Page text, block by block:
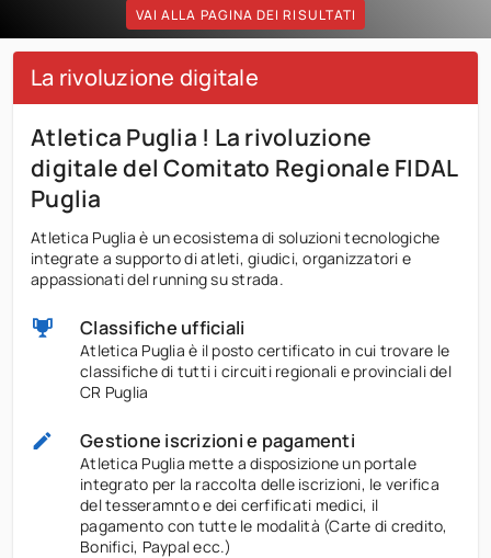
VAI ALLA PAGINA DEI RISULTATI
La rivoluzione digitale
Atletica Puglia ! La rivoluzione
digitale del Comitato Regionale FIDAL
Puglia
Atletica Puglia è un ecosistema di soluzioni tecnologiche
integrate a supporto di atleti, giudici, organizzatori e
appassionati del running su strada.
Classifiche ufficiali
Atletica Puglia è il posto certificato in cui trovare le
classifiche di tutti i circuiti regionali e provinciali del
CR Puglia
Gestione iscrizioni e pagamenti
Atletica Puglia mette a disposizione un portale
integrato per la raccolta delle iscrizioni, le verifica
del tesseramnto e dei cerfificati medici, il
pagamento con tutte le modalità (Carte di credito,
Bonifici, Paypal ecc.)